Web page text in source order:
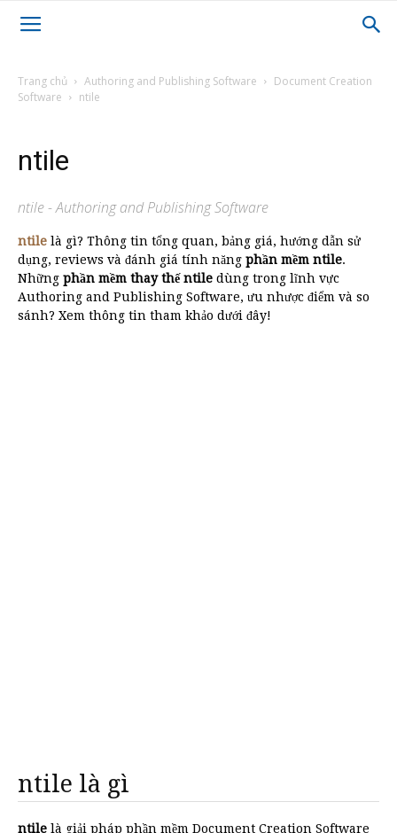
Trang chủ Authoring and Publishing Software
Document Creation
Software
ntile
ntile
ntile - Authoring and Publishing Software
ntile là gì? Thông tin tổng quan, bảng giá, hướng dẫn sử
dụng, reviews và đánh giá tính năng phần mềm ntile.
Những phần mềm thay thế ntile dùng trong lĩnh vực
Authoring and Publishing Software, ưu nhược điểm và so
sánh? Xem thông tin tham khảo dưới đây!
ntile là gì
ntile là giải pháp phần mềm Document Creation Software